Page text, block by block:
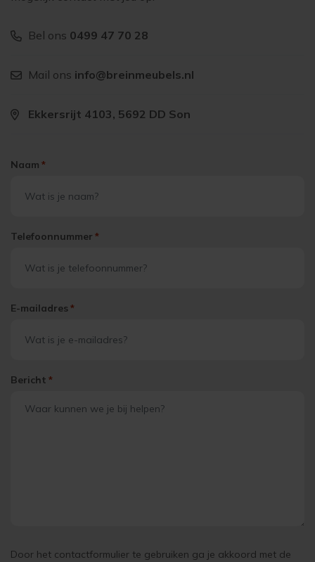
Bel ons 0499 47 70 28
Mail ons info@breinmeubels.nl
Ekkersrijt 4103, 5692 DD Son
Naam *
Telefoonnummer *
E-mailadres *
Bericht *
Door het contactformulier te gebruiken ga je akkoord met de